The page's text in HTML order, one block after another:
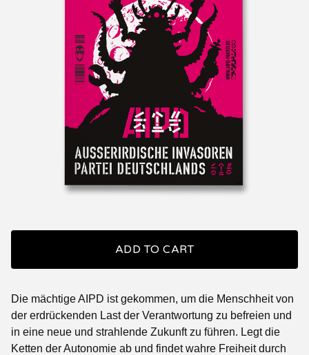
ADD TO CART
Die mächtige AIPD ist gekommen, um die Menschheit von
der erdrückenden Last der Verantwortung zu befreien und
in eine neue und strahlende Zukunft zu führen. Legt die
Ketten der Autonomie ab und findet wahre Freiheit durch